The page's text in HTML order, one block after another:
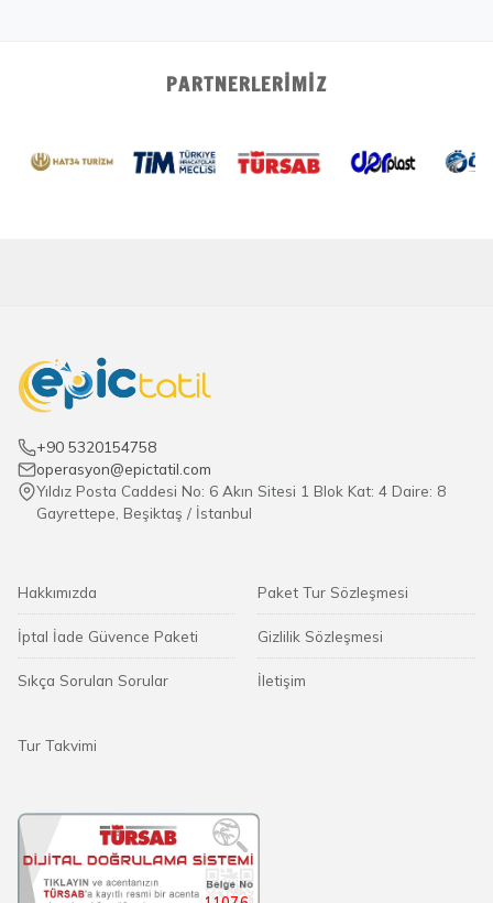
PARTNERLERIMIZ
+90 5320154758
operasyon@epictatil.com
Yıldız Posta Caddesi No: 6 Akın Sitesi 1 Blok Kat: 4 Daire: 8
Gayrettepe, Beşiktaş / İstanbul
Hakkımızda
İptal İade Güvence Paketi
Sıkça Sorulan Sorular
Paket Tur Sözleşmesi
Gizlilik Sözleşmesi
İletişim
Tur Takvimi